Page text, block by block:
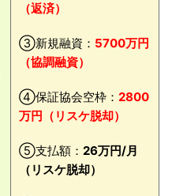
（返済）
③新規融資： 5700万円
（協調融資）
④保証協会空枠： 2800
万円（リスケ脱却）
⑤支払額： 26万円/月
（リスケ脱却）